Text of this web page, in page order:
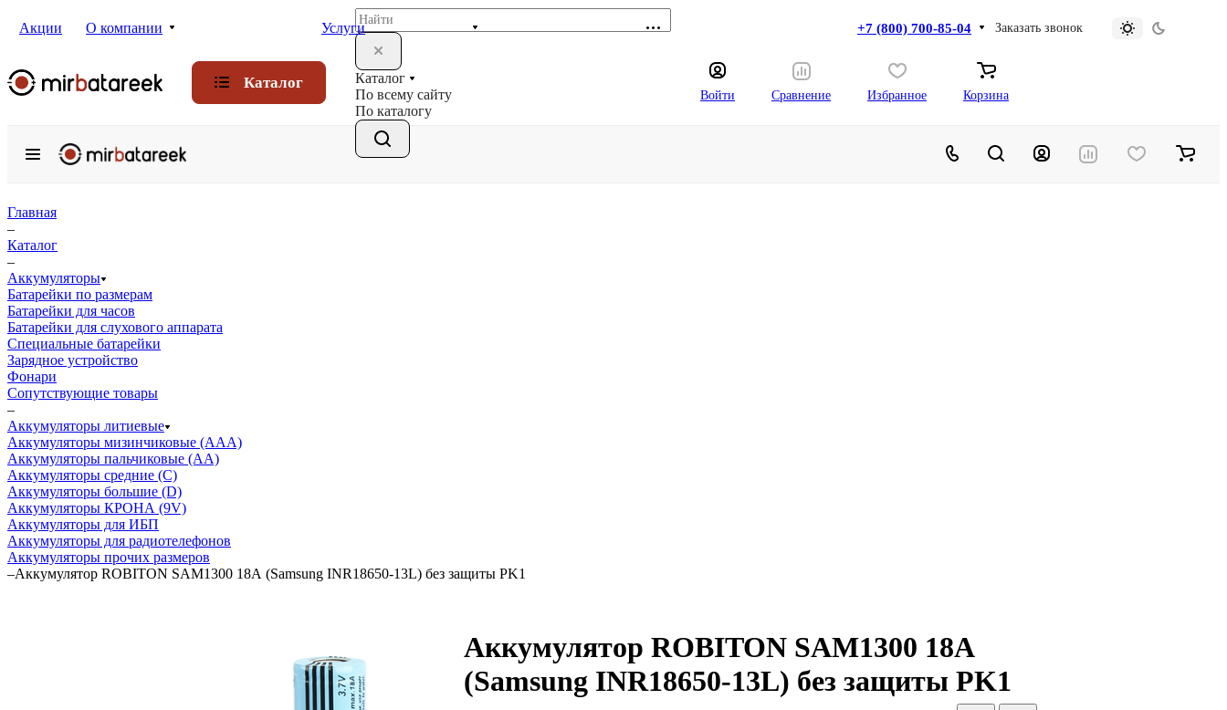
Акции О компании Услуги +7 (800) 700-85-04 Заказать звонок
Каталог
Каталог
По всему сайту
По каталогу
Войти Сравнение Избранное Корзина
Главная
–
Каталог
–
Аккумуляторы
Батарейки по размерам
Батарейки для часов
Батарейки для слухового аппарата
Специальные батарейки
Зарядное устройство
Фонари
Сопутствующие товары
–
Аккумуляторы литиевые
Аккумуляторы мизинчиковые (ААА)
Аккумуляторы пальчиковые (АА)
Аккумуляторы средние (С)
Аккумуляторы большие (D)
Аккумуляторы КРОНА (9V)
Аккумуляторы для ИБП
Аккумуляторы для радиотелефонов
Аккумуляторы прочих размеров
–Аккумулятор ROBITON SAM1300 18А (Samsung INR18650-13L) без защиты PK1
Аккумулятор ROBITON SAM1300 18А
(Samsung INR18650-13L) без защиты PK1